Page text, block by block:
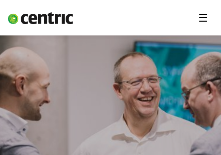
Ledige stillinger
Freelancekonsulent
Fagområder
Deg & Centric
Om oss
Menu